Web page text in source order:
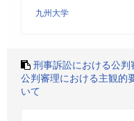
九州大学
刑事訴訟における公
公判審理における主観的
いて